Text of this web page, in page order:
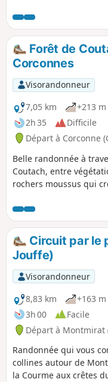
apprendre un peu plus
Forêt de
Corconnes
Visorandonneur
7,05 km
+213 m
2h 35
Difficile
Départ à Corconne
Belle randonnée à
Coutach, entre
rochers moussus qui
un petit détour par la
du chaos rocheux, on
d'où l'on peut
de vue, avant
rejoindre l'ancien
dans les infos
de difficulté moyenne.
Circuit par le
Jouffe)
Visorandonneur
8,83 km
+163 m
3h 00
Facile
Départ à Montmirat
Randonnée qui vous
collines autour de
la Courme aux crêtes